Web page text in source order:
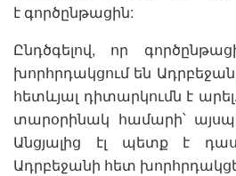
է գործընթացին:
Ընդծգելով, որ
խորհրդակցում են
հետևյալ դիտարկումն է
տարօրինակ համարի՝
Անցյալից էլ պետք է
Ադրբեջանի հետ